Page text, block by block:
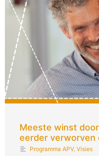
Meeste winst
eerder verworven
Programma APV, Visies